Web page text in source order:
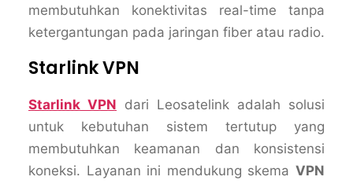
membutuhkan konektivitas real-time tanpa
ketergantungan pada jaringan fiber atau radio.
Starlink VPN
Starlink VPN dari Leosatelink adalah solusi
untuk kebutuhan sistem tertutup yang
membutuhkan keamanan dan konsistensi
koneksi. Layanan ini mendukung skema VPN